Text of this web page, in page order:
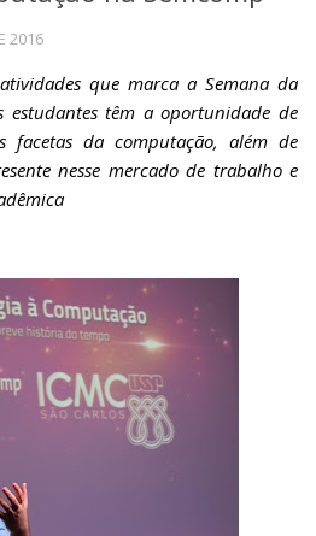
em Rede
Cursos
2016
que marca a Semana da
estudantes têm a oportunidade de
facetas da computação, além de
nesse mercado de trabalho e